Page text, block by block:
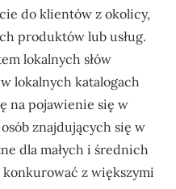
do klientów z okolicy,
produktów lub usług.
lokalnych słów
lokalnych katalogach
na pojawienie się w
znajdujących się w
dla małych i średnich
z większymi